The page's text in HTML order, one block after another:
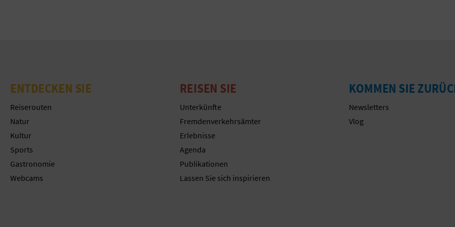
ENTDECKEN SIE
Reiserouten
Natur
Kultur
Sports
Gastronomie
Webcams
REISEN SIE
Unterkünfte
Fremdenverkehrsämter
Erlebnisse
Agenda
Publikationen
Lassen Sie sich inspirieren
KOMMEN SIE
Newsletters
Vlog